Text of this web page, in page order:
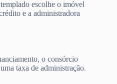
escolhe o imóvel
e a administradora
o consórcio
taxa de administração.